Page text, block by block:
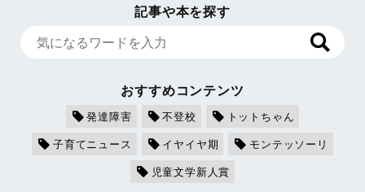
記事や本を探す
おすすめコンテンツ
発達障害 不登校
トットちゃん
子育てニュース
イヤイヤ期
モンテッソーリ
児童文学新人賞